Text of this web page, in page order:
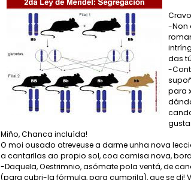
-Non
das
-
para
Miño, Chanca incluída!
O moi ousado atreveuse a darme unha nova
a cantarllas ao propio sol, coa camisa nova,
-Daquela, Oestrimnio, asómate pola ventá, de
(para cubri-la fórmula, para cumprila), que se di!